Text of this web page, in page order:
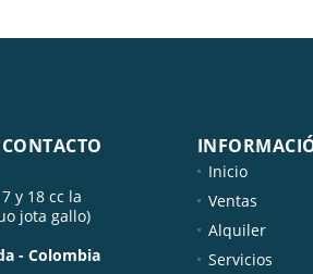
y 18 cc la
jota gallo)
- Colombia
Inicio
Ventas
Alquiler
Servicios